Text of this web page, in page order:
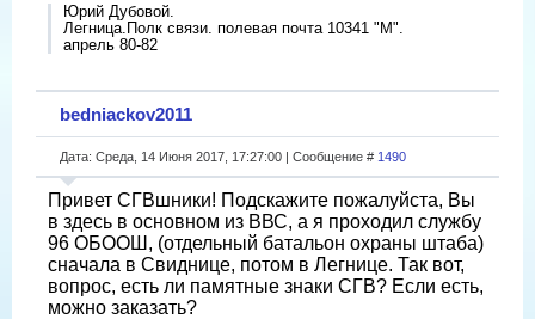
Юрий Дубовой.
Легница.Полк связи. полевая почта 10341 "М".
апрель 80-82
bedniackov2011
Дата: Среда, 14 Июня 2017, 17:27:00 | Сообщение # 1490
Привет СГВшники! Подскажите пожалуйста, Вы
в здесь в основном из ВВС, а я проходил службу
96 ОБООШ, (отдельный батальон охраны штаба)
сначала в Свиднице, потом в Легнице. Так вот,
вопрос, есть ли памятные знаки СГВ? Если есть,
можно заказать?